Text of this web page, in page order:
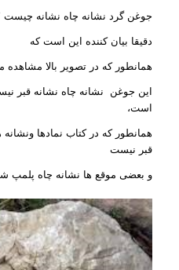
جوغن گرد نشانه چاه نشانه چیست
دقیقا بیان کننده این است که
همانطور که در تصویر بالا مشاهده
این جوغن نشانه چاه نشانه قبر
است،
همانطور که در کتاب نمادها
قبر نیست
و بعضی موقع ها نشانه چاه پلمپ